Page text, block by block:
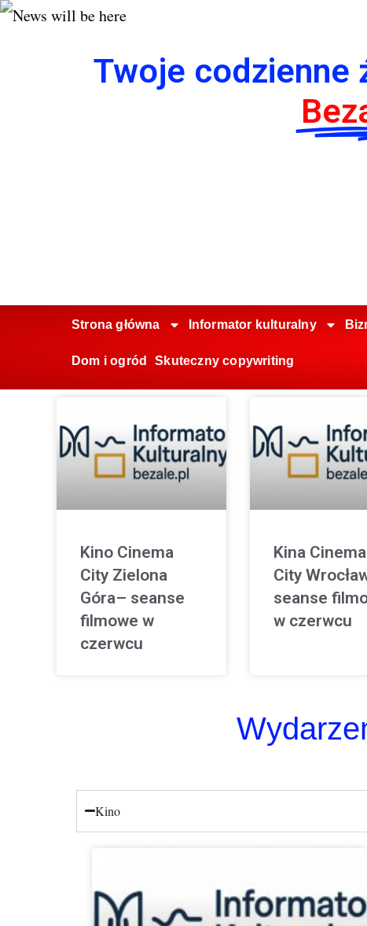
Twoje codzienne
Strona główna Informator kulturalny
Dom i ogród Skuteczny copywriting
Kino Cinema
City Zielona
Góra– seanse
filmowe w
czerwcu
Kina Cinema
City
seanse
w czerwcu
Kino